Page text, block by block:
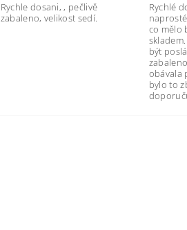
Rychle dosani, , pečlivě
zabaleno, velikost sedí.
Rychlé
co mělo
být
obávala
bylo to